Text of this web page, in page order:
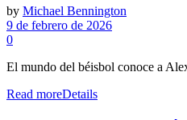
by Michael Bennington
9 de febrero de 2026
0
El mundo del béisbol conoce a
Read moreDetails